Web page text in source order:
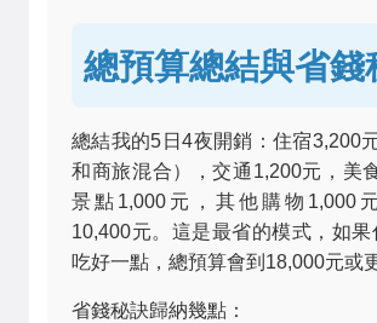
總預算總結與省錢
總結我的5日4夜開銷：住宿3,200
和商旅混合），交通1,200元，美
景點1,000元，其他購物1,000
10,400元。這是最省的模式，如果
吃好一點，總預算會到18,000元或
省錢秘訣歸納幾點：